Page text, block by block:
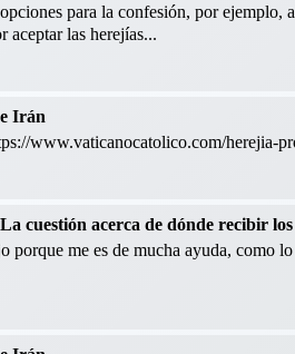
para la confesión, por ejemplo,
aceptar las herejías...
Irán
www.vaticanocatolico.com/herejia-
cuestión acerca de dónde recibir
porque me es de mucha ayuda, como